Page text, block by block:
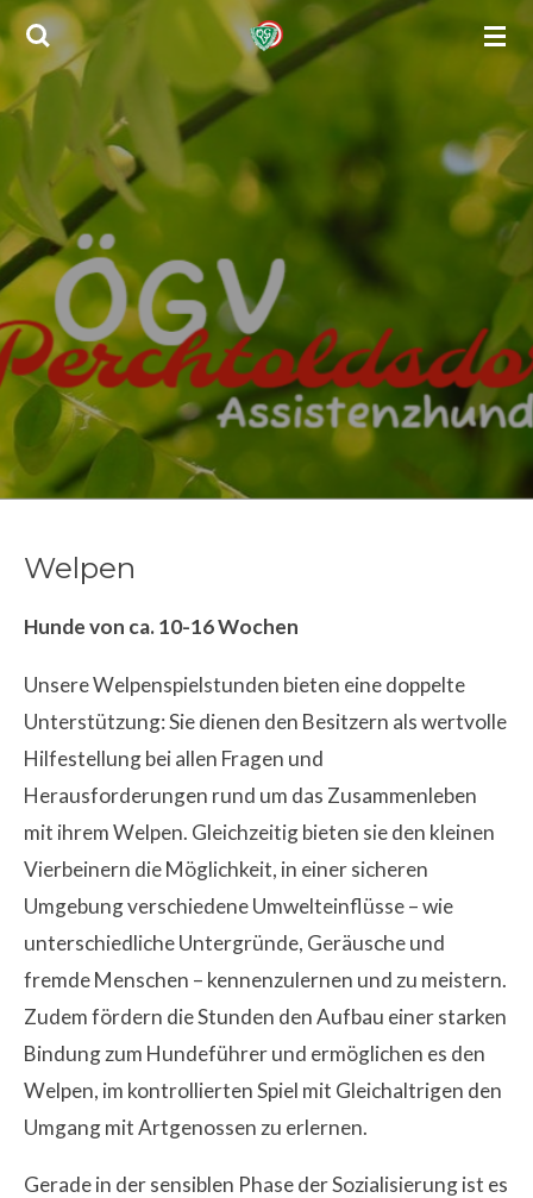
Zum
Hauptinhalt
springen
Welpen
Hunde von ca. 10-16 Wochen
Unsere Welpenspielstunden bieten eine doppelte
Unterstützung: Sie dienen den Besitzern als wertvolle
Hilfestellung bei allen Fragen und
Herausforderungen rund um das Zusammenleben
mit ihrem Welpen. Gleichzeitig bieten sie den kleinen
Vierbeinern die Möglichkeit, in einer sicheren
Umgebung verschiedene Umwelteinflüsse – wie
unterschiedliche Untergründe, Geräusche und
fremde Menschen – kennenzulernen und zu meistern.
Zudem fördern die Stunden den Aufbau einer starken
Bindung zum Hundeführer und ermöglichen es den
Welpen, im kontrollierten Spiel mit Gleichaltrigen den
Umgang mit Artgenossen zu erlernen.
Gerade in der sensiblen Phase der Sozialisierung ist es